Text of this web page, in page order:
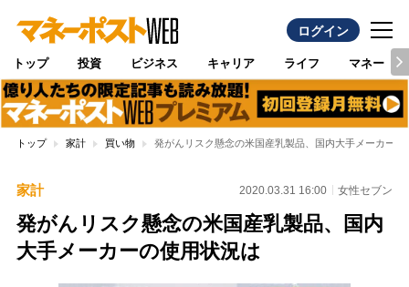
ログイン
トップ 投資 ビジネス キャリア ライフ マネー
トップ 家計 買い物 発がんリスク懸念の米国産乳製品、国内大手メーカーの
家計 2020.03.31 16:00 女性セブン
発がんリスク懸念の米国産乳製品、国内
大手メーカーの使用状況は